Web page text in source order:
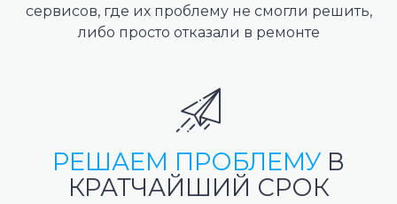
сервисов, где их проблему не смогли решить,
либо просто отказали в ремонте
РЕШАЕМ ПРОБЛЕМУ В
КРАТЧАЙШИЙ СРОК